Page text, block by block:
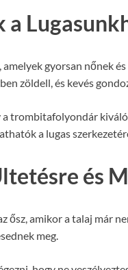
gyorsan nőnek
zöldell, és kevés
a trombitafolyondár
a lugas
és
ősz, amikor a talaj már
meg.